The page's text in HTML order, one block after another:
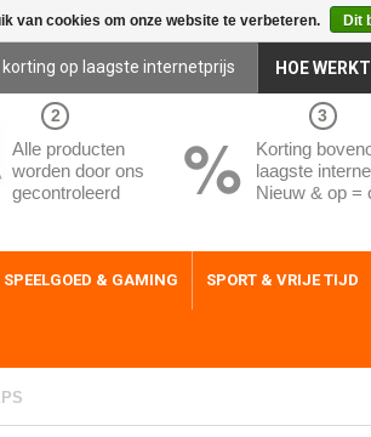
korting op laagste internetprijs HOE
2
Alle producten
worden door ons
gecontroleerd
3
Korting
laagste
Nieuw & op =
SPEELGOED & GAMING SPORT & VRIJE TIJD
van cookies om onze website te verbeteren. Dit